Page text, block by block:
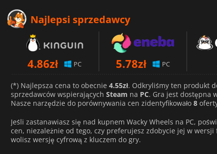
Najlepsi sprzedawcy
4.86zł PC 5.78zł PC
(*) Najlepsza cena to obecnie 4.55zł. Odkryliśmy ten produkt
sprzedawców wspierających Steam na PC. Gra jest dostępna
Nasze narzędzie do porównywania cen zidentyfikowało 8
Jeśli zastanawiasz się nad kupnem Wacky Wheels na PC,
cen, niezależnie od tego, czy preferujesz zdobycie jej w wersji
wolisz wersję cyfrową z kluczem do gry.